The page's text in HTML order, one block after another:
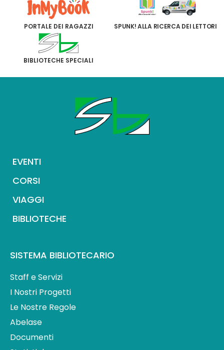
PORTALE DEI RAGAZZI SPUNK! ALLA RICERCA DEI LETTORI
BIBLIOTECHE SPECIALI
EVENTI
CORSI
VIAGGI
BIBLIOTECHE
SISTEMA BIBLIOTECARIO
Staff e Servizi
I Nostri Progetti
Le Nostre Regole
Abelase
Documenti